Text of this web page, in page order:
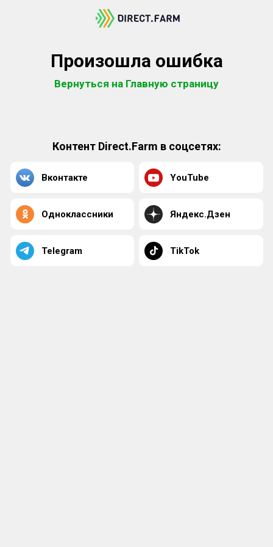
Произошла ошибка
Вернуться на Главную страницу
Контент Direct.Farm в соцсетях:
Вконтакте YouTube
Одноклассники Яндекс.Дзен
Telegram TikTok